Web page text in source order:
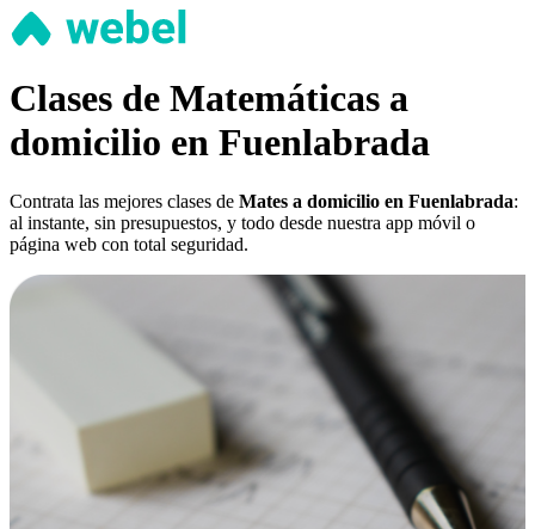
Clases de Matemáticas a
domicilio en Fuenlabrada
Contrata las mejores clases de Mates a domicilio en Fuenlabrada:
al instante, sin presupuestos, y todo desde nuestra app móvil o
página web con total seguridad.